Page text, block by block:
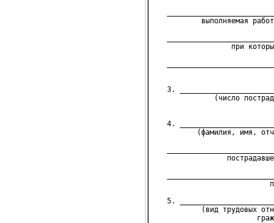
выполняемая работа и
при которых
3.
(число пострадавших,
4.
(фамилия, имя,
пострадавшего
погибшего
5.
(вид трудовых
гражданско-